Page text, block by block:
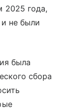
2025 года,
не были
была
сбора